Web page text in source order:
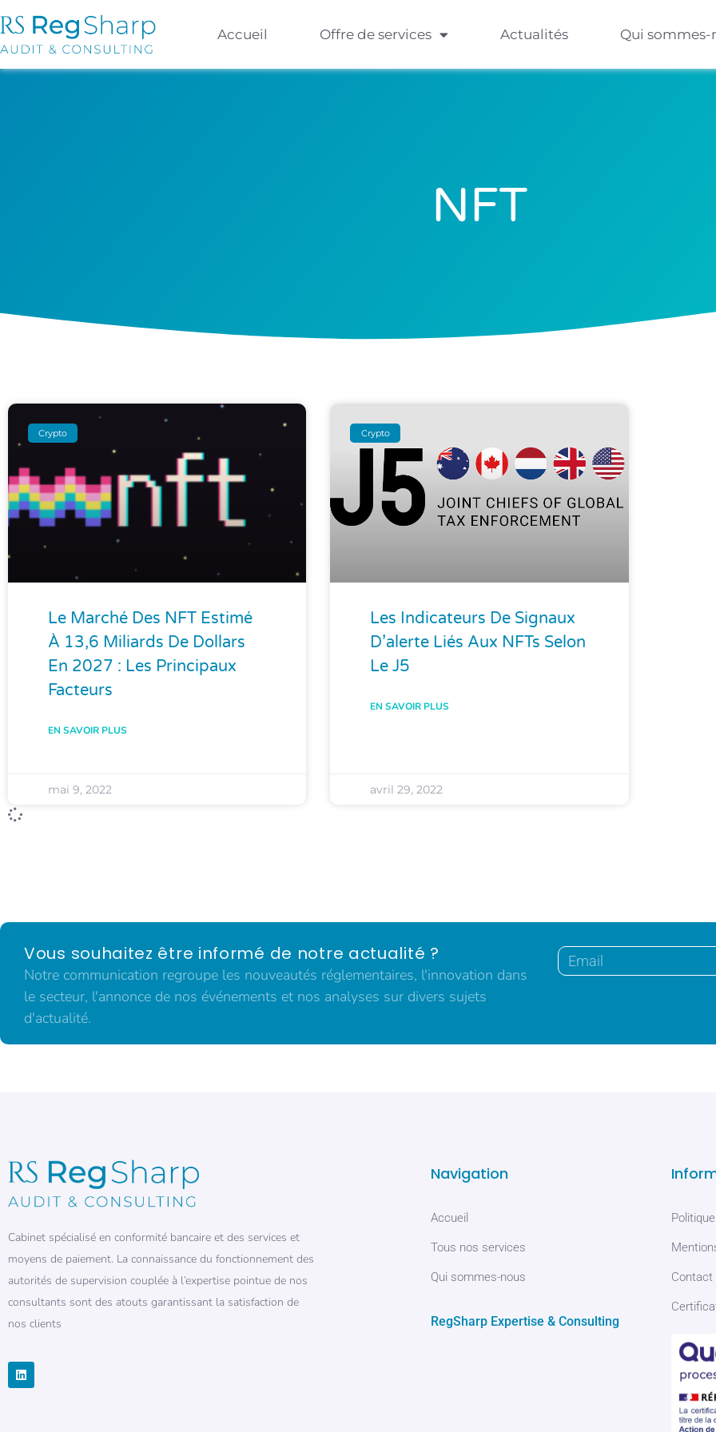
Accueil Offre de services Actualités Qui sommes-
NFT
Crypto
Le Marché Des NFT Estimé
À 13,6 Miliards De Dollars
En 2027 : Les Principaux
Facteurs
EN SAVOIR PLUS
mai 9, 2022
Crypto
Les Indicateurs De Signaux
D’alerte Liés Aux NFTs Selon
Le J5
EN SAVOIR PLUS
avril 29, 2022
Vous souhaitez être informé de notre actualité ?
Notre communication regroupe les nouveautés réglementaires, l'innovation dans
le secteur, l'annonce de nos événements et nos analyses sur divers sujets
d'actualité.
Cabinet spécialisé en conformité bancaire et des services et
moyens de paiement. La connaissance du fonctionnement des
autorités de supervision couplée à l’expertise pointue de nos
consultants sont des atouts garantissant la satisfaction de
nos clients
Navigation
Accueil
Tous nos services
Qui sommes-nous
RegSharp Expertise & Consulting
Contact